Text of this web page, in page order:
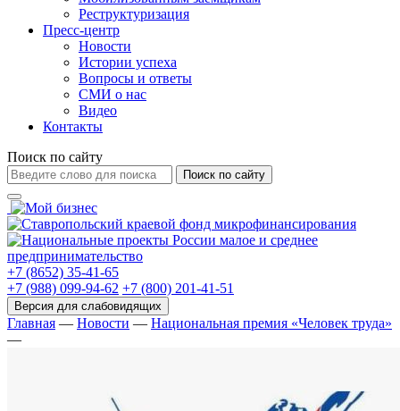
Реструктуризация
Пресс-центр
Новости
Истории успеха
Вопросы и ответы
СМИ о нас
Видео
Контакты
Поиск по сайту
Поиск по сайту
+7 (8652) 35-41-65
+7 (988) 099-94-62 +7 (800) 201-41-51
Главная — Новости — Национальная премия «Человек труда»
—